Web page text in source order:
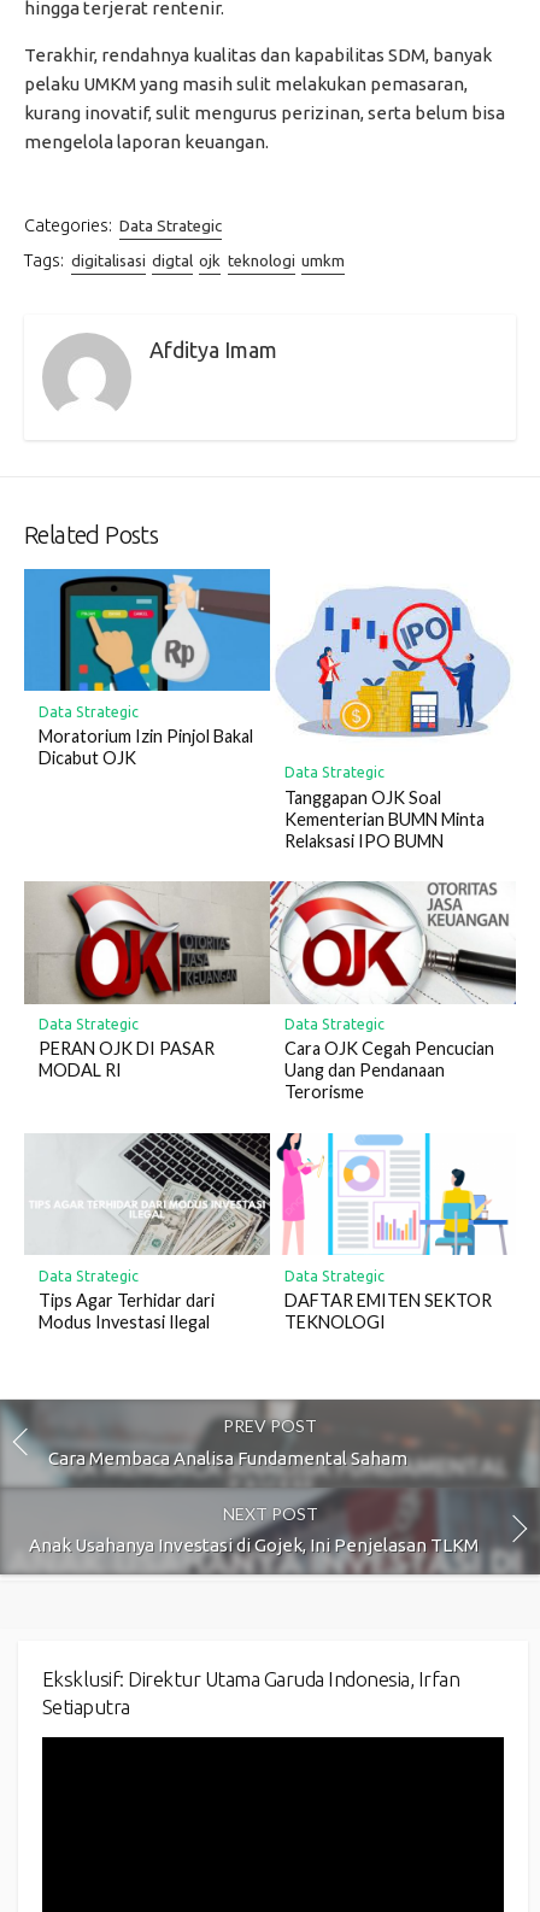
hingga terjerat rentenir.
Terakhir, rendahnya kualitas dan kapabilitas SDM, banyak
pelaku UMKM yang masih sulit melakukan pemasaran,
kurang inovatif, sulit mengurus perizinan, serta belum bisa
mengelola laporan keuangan.
Categories: Data Strategic
Tags: digitalisasi digtal ojk teknologi umkm
Afditya Imam
Related Posts
Data Strategic
Moratorium Izin Pinjol Bakal
Dicabut OJK
Data Strategic
Tanggapan OJK Soal
Kementerian BUMN Minta
Relaksasi IPO BUMN
Data Strategic
PERAN OJK DI PASAR
MODAL RI
Data Strategic
Cara OJK Cegah Pencucian
Uang dan Pendanaan
Terorisme
Data Strategic
Tips Agar Terhidar dari
Modus Investasi Ilegal
Data Strategic
DAFTAR EMITEN SEKTOR
TEKNOLOGI
PREV POST
Cara Membaca Analisa Fundamental Saham
NEXT POST
Anak Usahanya Investasi di Gojek, Ini Penjelasan TLKM
Eksklusif: Direktur Utama Garuda Indonesia, Irfan
Setiaputra